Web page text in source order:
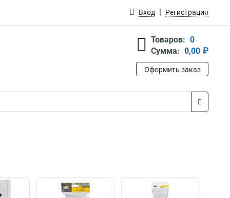
Вход Регистрация
Товаров: 0
Сумма: 0,00 ₽
Оформить заказ